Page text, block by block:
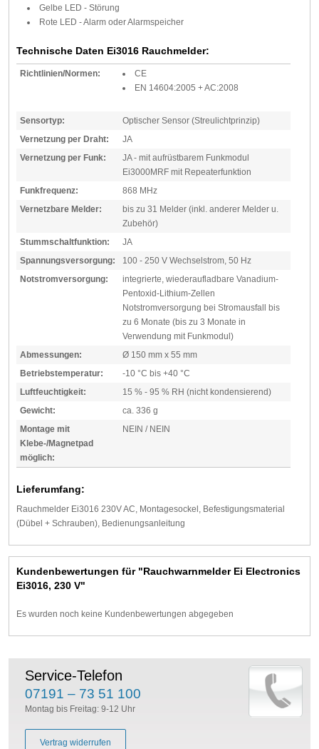
Gelbe LED - Störung
Rote LED - Alarm oder Alarmspeicher
Technische Daten Ei3016 Rauchmelder:
Richtlinien/Normen:
CE
EN 14604:2005 + AC:2008
Sensortyp:
Optischer Sensor (Streulichtprinzip)
Vernetzung per Draht:
JA
Vernetzung per Funk:
JA - mit aufrüstbarem Funkmodul
Ei3000MRF mit Repeaterfunktion
Funkfrequenz:
868 MHz
Vernetzbare Melder:
bis zu 31 Melder (inkl. anderer Melder u.
Zubehör)
Stummschaltfunktion:
JA
Spannungsversorgung:
100 - 250 V Wechselstrom, 50 Hz
Notstromversorgung:
integrierte, wiederaufladbare Vanadium-
Pentoxid-Lithium-Zellen
Notstromversorgung bei Stromausfall bis
zu 6 Monate (bis zu 3 Monate in
Verwendung mit Funkmodul)
Abmessungen:
Ø 150 mm x 55 mm
Betriebstemperatur:
-10 °C bis +40 °C
Luftfeuchtigkeit:
15 % - 95 % RH (nicht kondensierend)
Gewicht:
ca. 336 g
Montage mit
Klebe-/Magnetpad
möglich:
NEIN / NEIN
Lieferumfang:
Rauchmelder Ei3016 230V AC, Montagesockel, Befestigungsmaterial
(Dübel + Schrauben), Bedienungsanleitung
Kundenbewertungen für "Rauchwarnmelder Ei Electronics
Ei3016, 230 V"
Es wurden noch keine Kundenbewertungen abgegeben
Service-Telefon
07191 – 73 51 100
Montag bis Freitag: 9-12 Uhr
Vertrag widerrufen